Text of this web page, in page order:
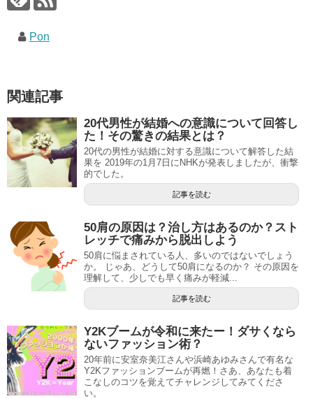
Pon
関連記事
20代男性が結婚への意識について回答し
た！その驚きの結果とは？
20代の男性が結婚に対する意識について解答した結
果を 2019年の1月7日にNHKが発表しましたが、衝撃
的でした。
記事を読む
50肩の原因は？治し方はあるのか？スト
レッチで痛みから脱出しよう
50肩に悩まされている人、多いのではないでしょう
か。 じゃあ、どうして50肩になるのか？ その原因を
理解して、少しでも早く痛みが軽減...
記事を読む
Y2Kブームが令和に来たー！ダサくなら
ないファッション術？
20年前に安室奈美江さんや浜崎あゆみさんで有名な
Y2Kファッションブームが再燃！さあ、あなたも着
こなしのコツを覚えてチャレンジしてみてくださ
い。